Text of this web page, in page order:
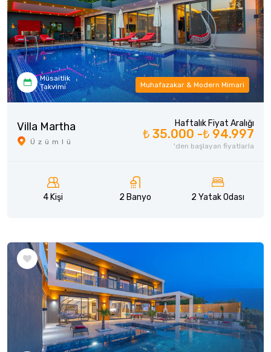
Müsaitlik
Takvimi
Muhafazakar & Modern Mimari
Villa Martha
Üzümlü
Haftalık Fiyat Aralığı
₺ 35.000 -₺ 94.997
'den başlayan fiyatlarla
4 Kişi 2 Banyo 2 Yatak Odası